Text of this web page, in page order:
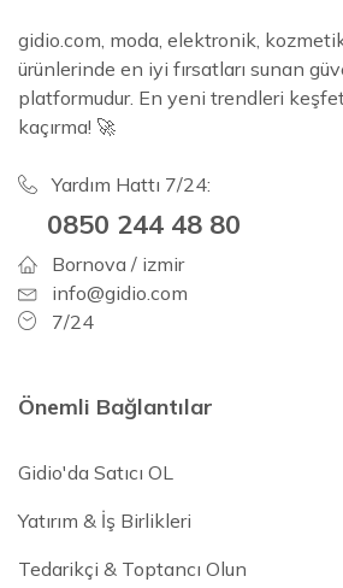
gidio.com, moda, elektronik,
ürünlerinde en iyi fırsatları sunan
platformudur. En yeni trendleri
kaçırma! 🚀
Yardım Hattı 7/24:
0850 244 48 80
Bornova / izmir
info@gidio.com
7/24
Önemli Bağlantılar
Gidio'da Satıcı OL
Yatırım & İş Birlikleri
Tedarikçi & Toptancı Olun